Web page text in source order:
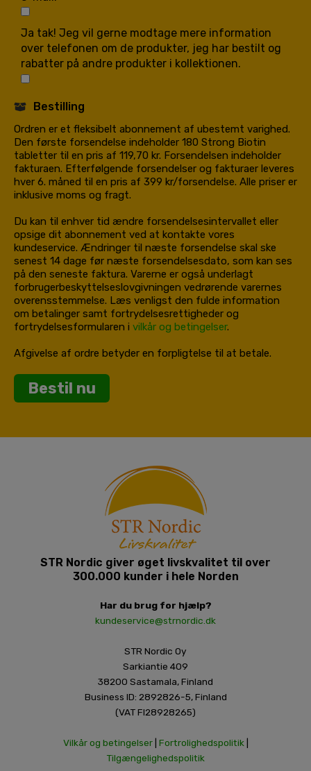
Ja tak! Jeg vil gerne modtage mere information
over telefonen om de produkter, jeg har bestilt og
rabatter på andre produkter i kollektionen.
Bestilling
Ordren er et fleksibelt abonnement af ubestemt varighed.
Den første forsendelse indeholder 180 Strong Biotin
tabletter til en pris af 119,70 kr. Forsendelsen indeholder
fakturaen. Efterfølgende forsendelser og fakturaer leveres
hver 6. måned til en pris af 399 kr/forsendelse. Alle priser er
inklusive moms og fragt.
Du kan til enhver tid ændre forsendelsesintervallet eller
opsige dit abonnement ved at kontakte vores
kundeservice. Ændringer til næste forsendelse skal ske
senest 14 dage før næste forsendelsesdato, som kan ses
på den seneste faktura. Varerne er også underlagt
forbrugerbeskyttelseslovgivningen vedrørende varernes
overensstemmelse. Læs venligst den fulde information
om betalinger samt fortrydelsesrettigheder og
fortrydelsesformularen i vilkår og betingelser.
Afgivelse af ordre betyder en forpligtelse til at betale.
Bestil nu
STR Nordic giver øget livskvalitet til over
300.000 kunder i hele Norden
Har du brug for hjælp?
kundeservice@strnordic.dk
STR Nordic Oy
Sarkiantie 409
38200 Sastamala, Finland
Business ID: 2892826-5, Finland
(VAT FI28928265)
Vilkår og betingelser| Fortrolighedspolitik
Tilgængelighedspolitik